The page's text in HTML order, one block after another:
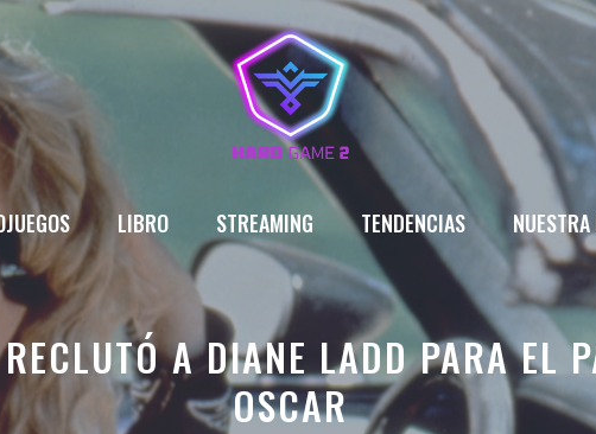
LIBRO STREAMING TENDENCIAS
A DIANE LADD PARA EL
OSCAR